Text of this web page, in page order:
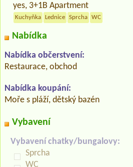
yes, 3+1B Apartment
Kuchyňka Lednice Sprcha WC
Nabídka
Nabídka občerstvení:
Restaurace, obchod
Nabídka koupání:
Moře s pláží, dětský bazén
Vybavení
Vybavení chatky/bungalovy:
Sprcha
WC